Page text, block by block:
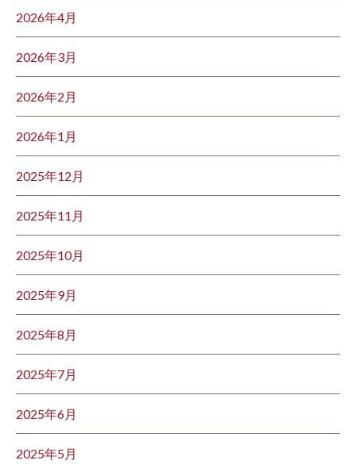
2026年4月
2026年3月
2026年2月
2026年1月
2025年12月
2025年11月
2025年10月
2025年9月
2025年8月
2025年7月
2025年6月
2025年5月